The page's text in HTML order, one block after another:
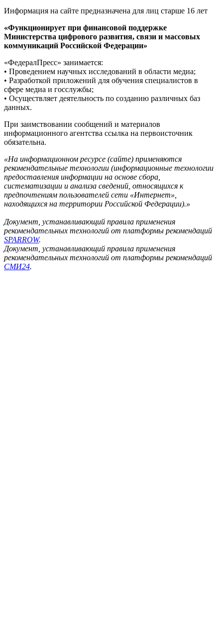
Информация на сайте предназначена для лиц старше 16 лет
«Функционирует при финансовой поддержке
Министерства цифрового развития, связи и массовых
коммуникаций Российской Федерации»
«ФедералПресс» занимается:
• Проведением научных исследований в области медиа;
• Разработкой приложений для обучения специалистов в
сфере медиа и госслужбы;
• Осуществляет деятельность по созданию различных баз
данных.
При заимствовании сообщений и материалов
информационного агентства ссылка на первоисточник
обязательна.
«На информационном ресурсе (сайте) применяются
рекомендательные технологии (информационные технологии
предоставления информации на основе сбора,
систематизации и анализа сведений, относящихся к
предпочтениям пользователей сети «Интернет»,
находящихся на территории Российской Федерации).»
Документ, устанавливающий правила применения
рекомендательных технологий от платформы рекомендаций
SPARROW.
Документ, устанавливающий правила применения
рекомендательных технологий от платформы рекомендаций
СМИ24.